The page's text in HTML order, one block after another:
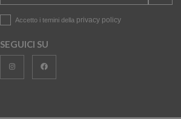
Accetto i temini della privacy policy
SEGUICI SU